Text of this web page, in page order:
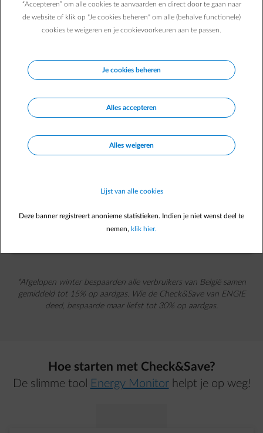
Wat houdt Check&Save in?
Je trouwe én altijd beschikbare vriend deze winter is
element-check
element-piggybank Haalbaretips & tricksom tebesparen
element-contract Een beterecontroleover jefactuur
*Afgelopen winter bespaarden alle verbruikers van België samen
gemiddeld tot 15% op aardgas. Wie de Check&Save van ENGIE
deed, bespaarde maar liefst tot 30% op aardgas.
Hoe starten met Check&Save?
De slimme tool Energy Monitorhelpt je op weg!
“Accepteren” om alle cookies te aanvaarden en direct door te gaan naar
de website of klik op "Je cookies beheren" om alle (behalve functionele)
cookies te weigeren en je cookievoorkeuren aan te passen.
Je cookies beheren
Alles accepteren
Alles weigeren
Lijst van alle cookies
Deze banner registreert anonieme statistieken. Indien je niet wenst deel te
nemen, klik hier.